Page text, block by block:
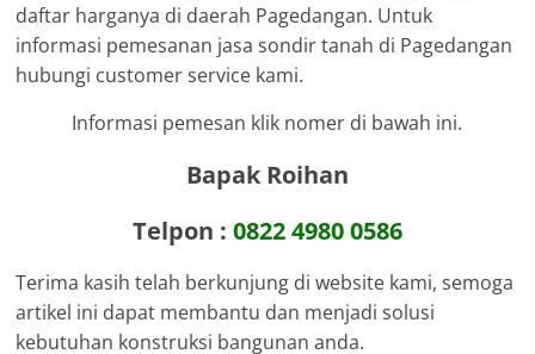
daftar harganya di daerah Pagedangan. Untuk
informasi pemesanan jasa sondir tanah di Pagedangan
hubungi customer service kami.
Informasi pemesan klik nomer di bawah ini.
Bapak Roihan
Telpon : 0822 4980 0586
Terima kasih telah berkunjung di website kami, semoga
artikel ini dapat membantu dan menjadi solusi
kebutuhan konstruksi bangunan anda.